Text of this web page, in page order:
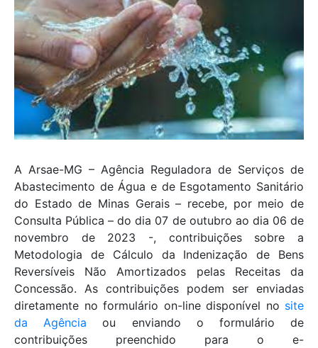
A Arsae-MG – Agência Reguladora de Serviços de
Abastecimento de Água e de Esgotamento Sanitário
do Estado de Minas Gerais – recebe, por meio de
Consulta Pública – do dia 07 de outubro ao dia 06 de
novembro de 2023 -, contribuições sobre a
Metodologia de Cálculo da Indenização de Bens
Reversíveis Não Amortizados pelas Receitas da
Concessão. As contribuições podem ser enviadas
diretamente no formulário on-line disponível no site
da Agência ou enviando o formulário de
contribuições preenchido para o e-